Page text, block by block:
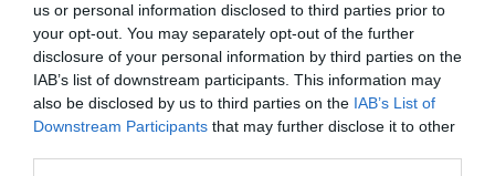
us or personal information disclosed to third parties prior to
your opt-out. You may separately opt-out of the further
disclosure of your personal information by third parties on the
IAB’s list of downstream participants. This information may
also be disclosed by us to third parties on the IAB’s List of
Downstream Participants that may further disclose it to other
Gdzie zjeść w Olbii?
Olbia ma wiele restauracji i bistro, które oferują
zarówno lokalne, tradycyjne jedzenie, jak i dania
kuchni międzynarodowej. Jednym z najlepszych
miejsc do skosztowania autentycznych potraw jest